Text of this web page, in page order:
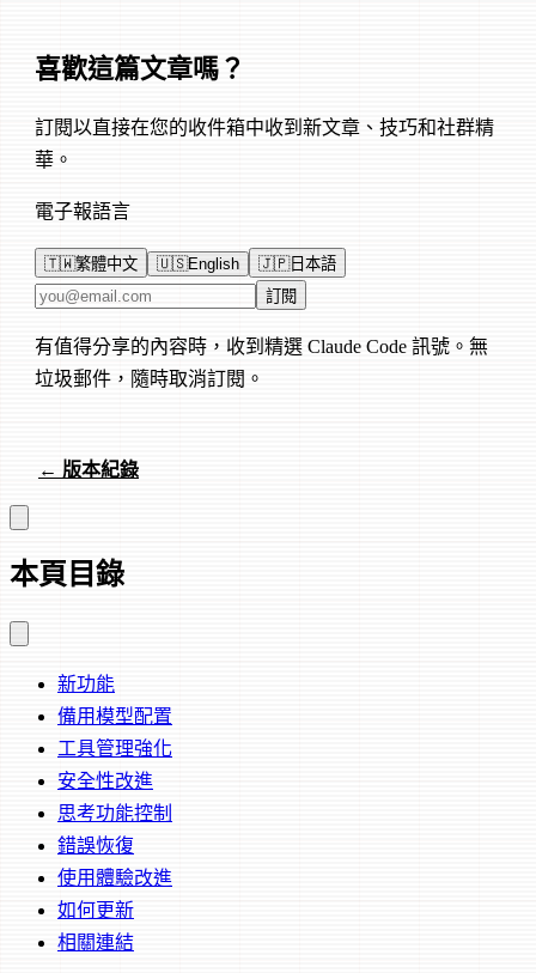
喜歡這篇文章嗎？
訂閱以直接在您的收件箱中收到新文章、技巧和社群精
華。
電子報語言
🇹🇼繁體中文 🇺🇸English 🇯🇵日本語
電子郵件地址 訂閱
有值得分享的內容時，收到精選 Claude Code 訊號。無
垃圾郵件，隨時取消訂閱。
← 版本紀錄
本頁目錄
新功能
備用模型配置
工具管理強化
安全性改進
思考功能控制
錯誤恢復
使用體驗改進
如何更新
相關連結